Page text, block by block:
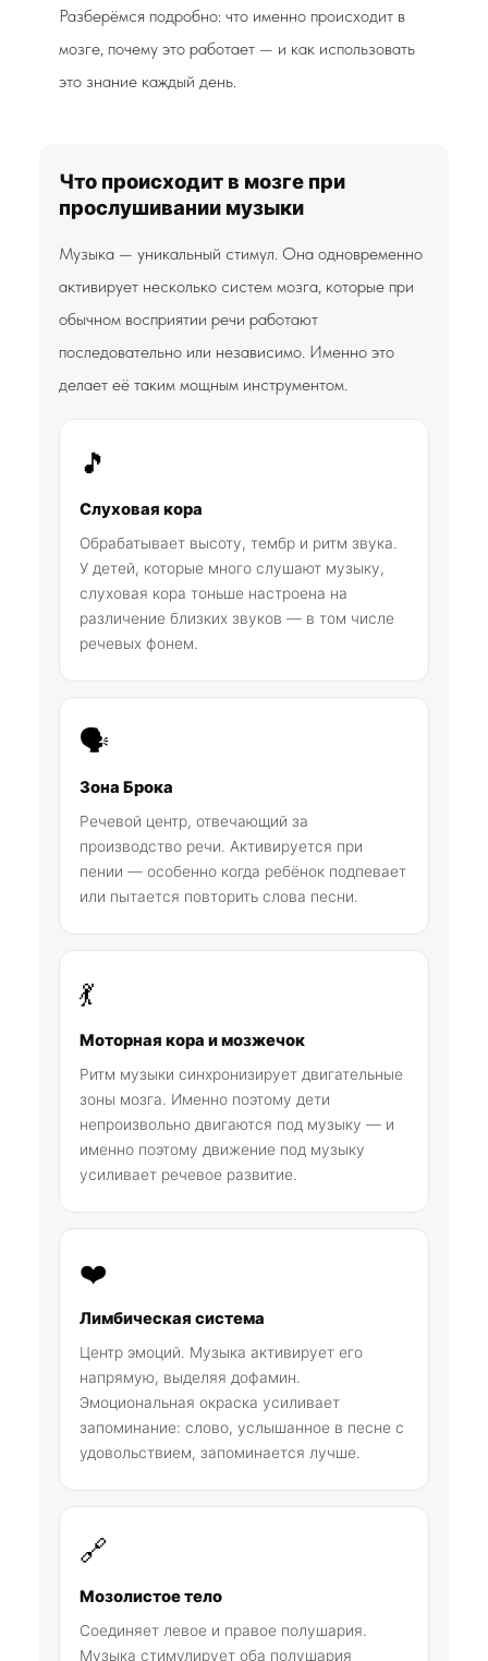
Разберёмся подробно: что именно происходит в
мозге, почему это работает — и как использовать
это знание каждый день.
Что происходит в мозге при
прослушивании музыки
Музыка — уникальный стимул. Она одновременно
активирует несколько систем мозга, которые при
обычном восприятии речи работают
последовательно или независимо. Именно это
делает её таким мощным инструментом.
🎵
Слуховая кора
Обрабатывает высоту, тембр и ритм звука.
У детей, которые много слушают музыку,
слуховая кора тоньше настроена на
различение близких звуков — в том числе
речевых фонем.
🗣️
Зона Брока
Речевой центр, отвечающий за
производство речи. Активируется при
пении — особенно когда ребёнок подпевает
или пытается повторить слова песни.
💃
Моторная кора и мозжечок
Ритм музыки синхронизирует двигательные
зоны мозга. Именно поэтому дети
непроизвольно двигаются под музыку — и
именно поэтому движение под музыку
усиливает речевое развитие.
❤️
Лимбическая система
Центр эмоций. Музыка активирует его
напрямую, выделяя дофамин.
Эмоциональная окраска усиливает
запоминание: слово, услышанное в песне с
удовольствием, запоминается лучше.
🔗
Мозолистое тело
Соединяет левое и правое полушария.
Музыка стимулирует оба полушария